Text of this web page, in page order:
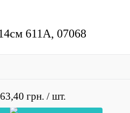
611A, 07068
грн. / шт.